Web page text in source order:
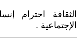
الثقافة احترام
الإجتماعية .